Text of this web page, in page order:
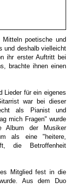
poetische und
und deshalb vielleicht
ihr erster Auftritt bei
brachte ihnen einen
Lieder für ein eigenes
war bei dieser
als Pianist und
mich Fragen" wurde
Album der Musiker
als eine "heitere,
die Betroffenheit
Mitglied fest in die
Aus dem Duo